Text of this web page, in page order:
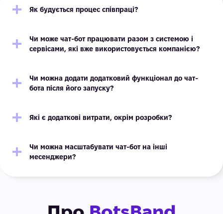
Як будується процес співпраці?
Чи може чат-бот працювати разом з системою і
сервісами, які вже використовується компанією?
Чи можна додати додатковий функціонал до чат-
бота після його запуску?
Які є додаткові витрати, окрім розробки?
Чи можна масштабувати чат-бот на інші
месенджери?